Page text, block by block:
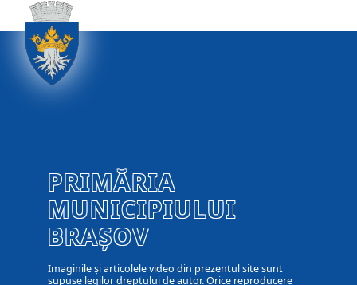
PRIMĂRIA
MUNICIPIULUI
BRAȘOV
Imaginile și articolele video din prezentul site sunt
supuse legilor dreptului de autor. Orice reproducere